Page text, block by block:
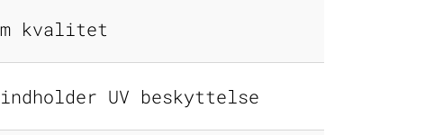
kvalitet
UV beskyttelse